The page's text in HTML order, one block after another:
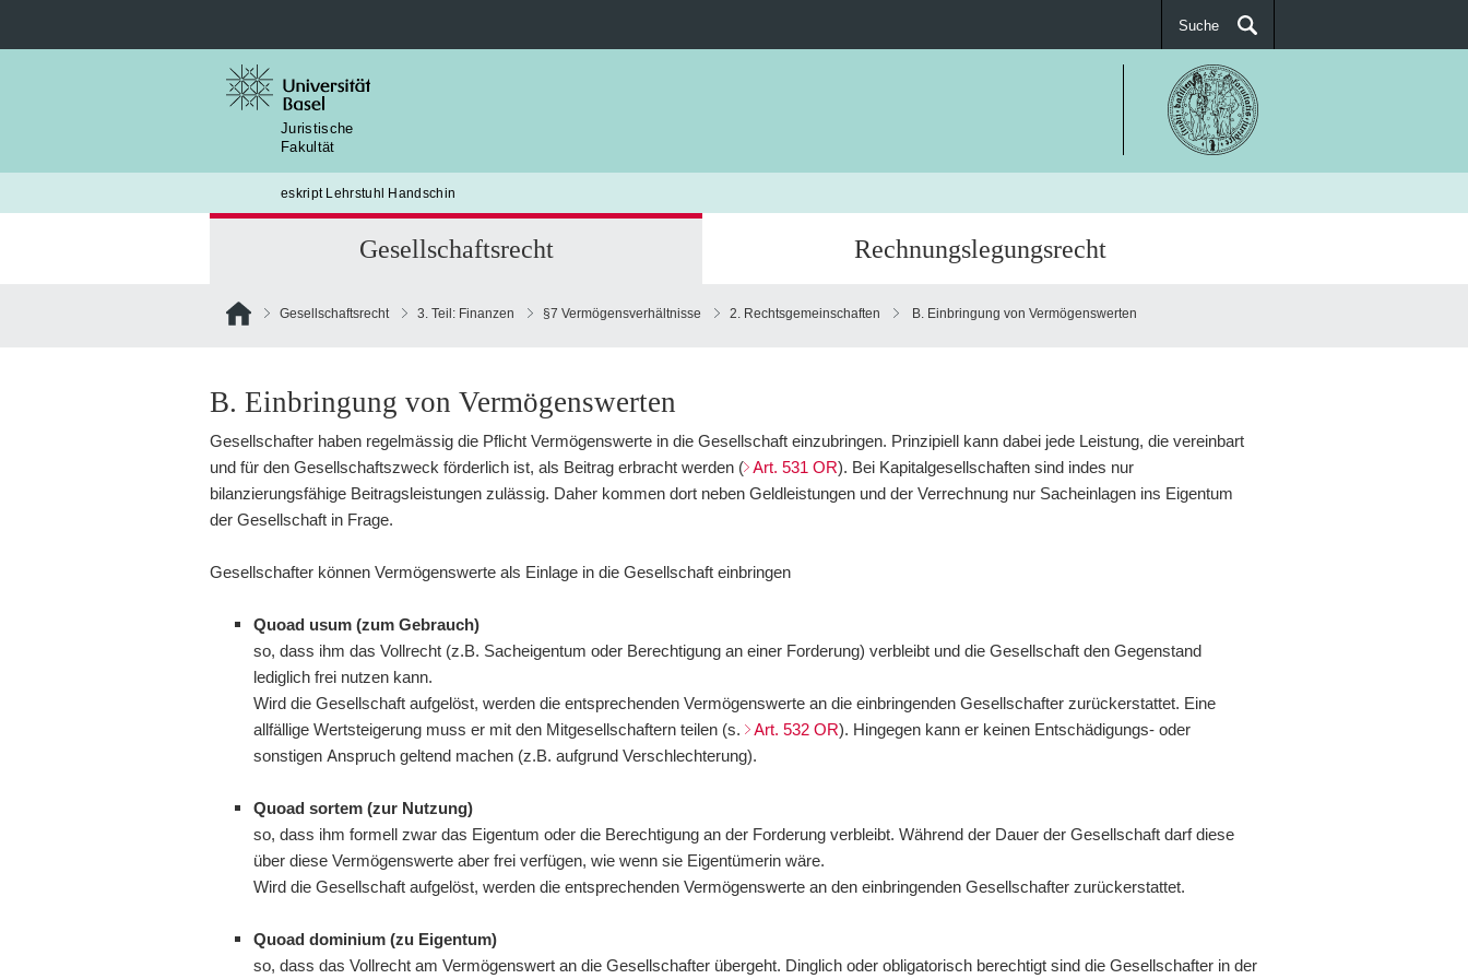
Suche
nach:
SUCHEN
Juristische
Fakultät
eskript Lehrstuhl Handschin
Gesellschaftsrecht Rechnungslegungsrecht
Gesellschaftsrecht 3. Teil: Finanzen §7 Vermögensverhältnisse 2. Rechtsgemeinschaften B. Einbringung von Vermögenswerten
B. Einbringung von Vermögenswerten
Gesellschafter haben regelmässig die Pflicht Vermögenswerte in die Gesellschaft einzubringen. Prinzipiell kann dabei jede Leistung, die vereinbart
und für den Gesellschaftszweck förderlich ist, als Beitrag erbracht werden ( Art. 531 OR). Bei Kapitalgesellschaften sind indes nur
bilanzierungsfähige Beitragsleistungen zulässig. Daher kommen dort neben Geldleistungen und der Verrechnung nur Sacheinlagen ins Eigentum
der Gesellschaft in Frage.
Gesellschafter können Vermögenswerte als Einlage in die Gesellschaft einbringen
Quoad usum (zum Gebrauch)
so, dass ihm das Vollrecht (z.B. Sacheigentum oder Berechtigung an einer Forderung) verbleibt und die Gesellschaft den Gegenstand
lediglich frei nutzen kann.
Wird die Gesellschaft aufgelöst, werden die entsprechenden Vermögenswerte an die einbringenden Gesellschafter zurückerstattet. Eine
allfällige Wertsteigerung muss er mit den Mitgesellschaftern teilen (s.
Art. 532 OR). Hingegen kann er keinen Entschädigungs- oder
sonstigen Anspruch geltend machen (z.B. aufgrund Verschlechterung).
Quoad sortem (zur Nutzung)
so, dass ihm formell zwar das Eigentum oder die Berechtigung an der Forderung verbleibt. Während der Dauer der Gesellschaft darf diese
über diese Vermögenswerte aber frei verfügen, wie wenn sie Eigentümerin wäre.
Wird die Gesellschaft aufgelöst, werden die entsprechenden Vermögenswerte an den einbringenden Gesellschafter zurückerstattet.
Quoad dominium (zu Eigentum)
so, dass das Vollrecht am Vermögenswert an die Gesellschafter übergeht. Dinglich oder obligatorisch berechtigt sind die Gesellschafter in der